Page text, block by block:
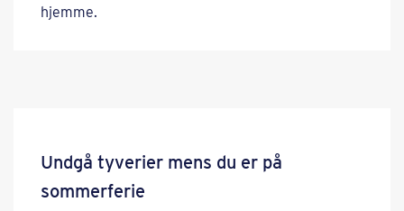
hjemme.
Undgå tyverier mens du er på
sommerferie